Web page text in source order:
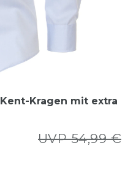
Kragen mit extra
UVP 54,99 €